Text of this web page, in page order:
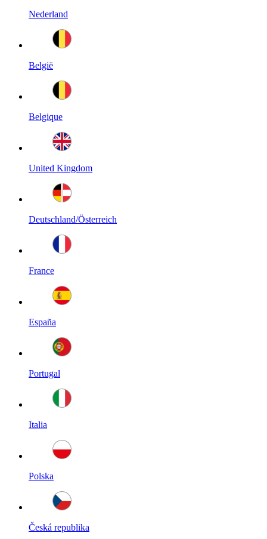
Nederland
België
Belgique
United Kingdom
Deutschland/Österreich
France
España
Portugal
Italia
Polska
Česká republika